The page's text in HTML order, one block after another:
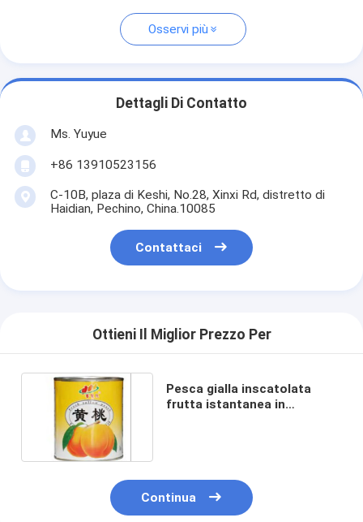
Osservi più
Dettagli Di Contatto
Ms. Yuyue
+86 13910523156
C-10B, plaza di Keshi, No.28, Xinxi Rd, distretto di
Haidian, Pechino, China.10085
Contattaci
Ottieni Il Miglior Prezzo Per
Pesca gialla inscatolata
frutta istantanea in
Continua